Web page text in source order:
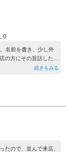
名前を書き、少し外
の方にその旨話したと
よ」とこちらを見な
書いてもらうんですよ
た。外していたのでキ
ように客に案内するっ
あるまいし、サッと説
で他に蕎麦処も少ない
と行くことはありませ
続きをみる
たので、並んで来店、